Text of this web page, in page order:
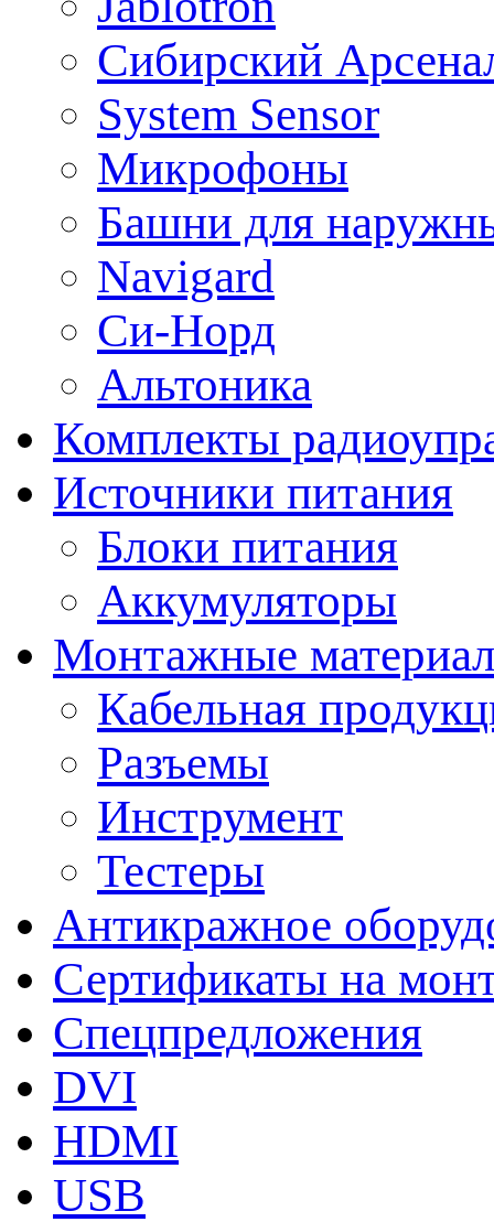
Сибирский
System Sensor
Микрофоны
Башни для
Navigard
Си-Норд
Альтоника
Комплекты
Источники питания
Блоки питания
Аккумуляторы
Монтажные
Кабельная
Разъемы
Инструмент
Тестеры
Антикражное
Сертификаты на
Спецпредложения
DVI
HDMI
USB